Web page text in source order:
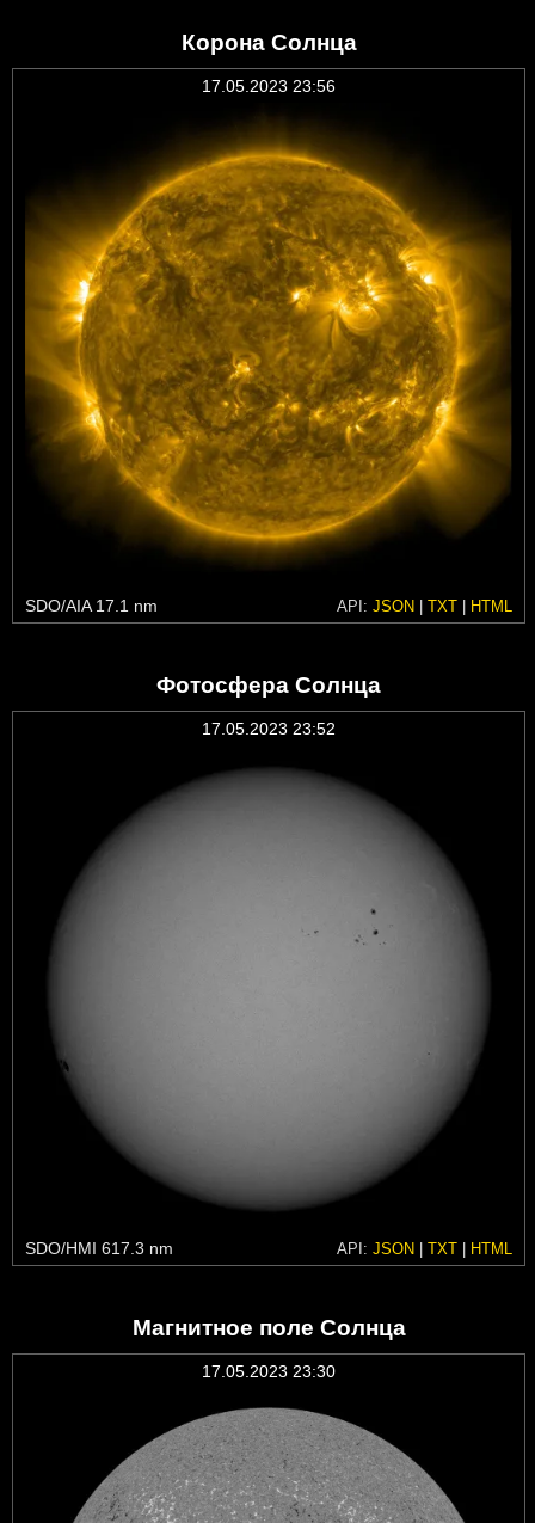
Корона Солнца
17.05.2023 23:56
SDO/AIA 17.1 nm API: JSON | TXT | HTML
Фотосфера Солнца
17.05.2023 23:52
SDO/HMI 617.3 nm API: JSON | TXT | HTML
Магнитное поле Солнца
17.05.2023 23:30